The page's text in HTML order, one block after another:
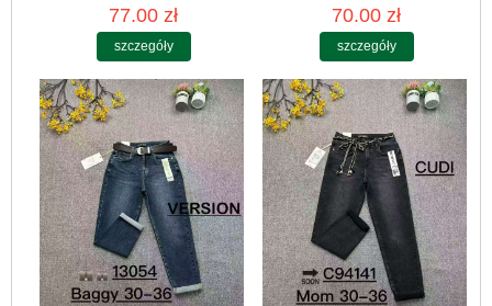
77.00 zł
szczegóły
70.00 zł
szczegóły